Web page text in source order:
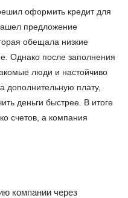
оформить кредит для
предложение
обещала низкие
Однако после заполнения
люди и настойчиво
дополнительную плату,
деньги быстрее. В итоге
счетов, а компания
компании через